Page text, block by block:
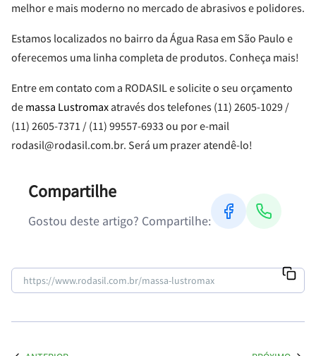
melhor e mais moderno no mercado de abrasivos e polidores.
Estamos localizados no bairro da Água Rasa em São Paulo e
oferecemos uma linha completa de produtos. Conheça mais!
Entre em contato com a RODASIL e solicite o seu orçamento
de massa Lustromax através dos telefones (11) 2605-1029 /
(11) 2605-7371 / (11) 99557-6933 ou por e-mail
rodasil@rodasil.com.br. Será um prazer atendê-lo!
Compartilhe
Gostou deste artigo? Compartilhe: